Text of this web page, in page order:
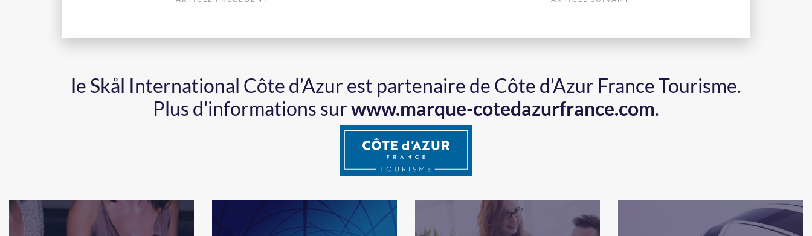
le Skål International Côte d’Azur est partenaire de Côte d’Azur France Tourisme.
Plus d'informations surwww.marque-cotedazurfrance.com.